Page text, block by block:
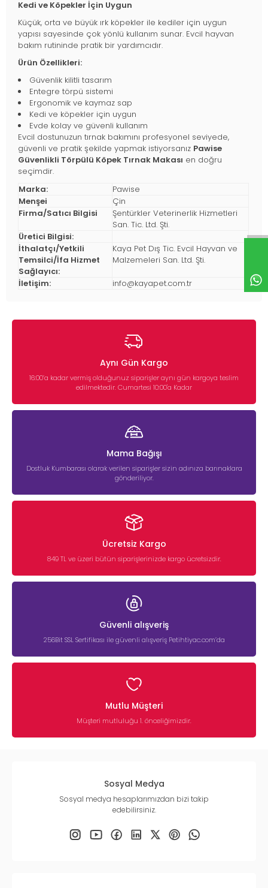
Kedi ve Köpekler İçin Uygun
Küçük, orta ve büyük ırk köpekler ile kediler için uygun
yapısı sayesinde çok yönlü kullanım sunar. Evcil hayvan
bakım rutininde pratik bir yardımcıdır.
Ürün Özellikleri:
Güvenlik kilitli tasarım
Entegre törpü sistemi
Ergonomik ve kaymaz sap
Kedi ve köpekler için uygun
Evde kolay ve güvenli kullanım
Evcil dostunuzun tırnak bakımını profesyonel seviyede,
güvenli ve pratik şekilde yapmak istiyorsanız Pawise
Güvenlikli Törpülü Köpek Tırnak Makası en doğru
seçimdir.
Marka:
Pawise
Menşei
Çin
Firma/Satıcı Bilgisi
Şentürkler Veterinerlik Hizmetleri
San. Tic. Ltd. Şti.
Üretici Bilgisi:
İthalatçı/Yetkili
Temsilci/İfa Hizmet
Sağlayıcı:
Kaya Pet Dış Tic. Evcil Hayvan ve
Malzemeleri San. Ltd. Şti.
İletişim: info@kayapet.com.tr
Aynı Gün Kargo
16:00’a kadar vermiş olduğunuz siparişler aynı gün kargoya teslim
edilmektedir. Cumartesi 10:00'a Kadar
Mama Bağışı
Dostluk Kumbarası olarak verilen siparişler sizin adınıza barınaklara
gönderiliyor.
Ücretsiz Kargo
849 TL ve üzeri bütün siparişlerinizde kargo ücretsizdir.
Güvenli alışveriş
256Bit SSL Sertifikası ile güvenli alışveriş Petihtiyac.com’da
Mutlu Müşteri
Müşteri mutluluğu 1. önceliğimizdir.
Sosyal Medya
Sosyal medya hesaplarımızdan bizi takip
edebilirsiniz.